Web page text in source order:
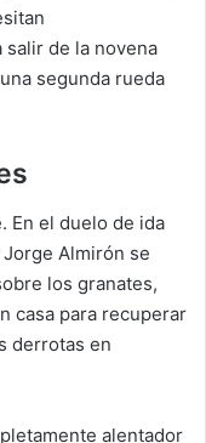
salir de la novena
segunda rueda
En el duelo de ida
Almirón se
los granates,
casa para recuperar
derrotas en
alentador